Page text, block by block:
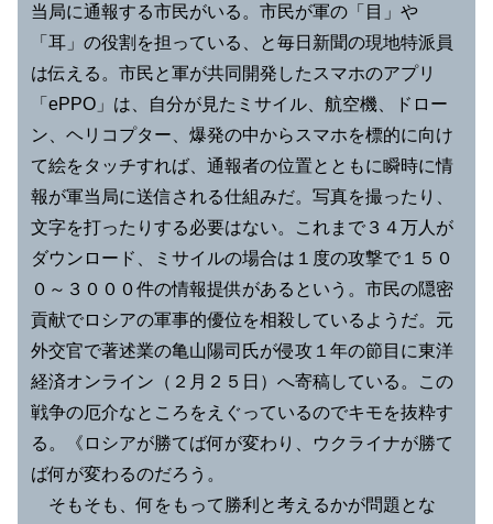
当局に通報する市民がいる。市民が軍の「目」や
「耳」の役割を担っている、と毎日新聞の現地特派員
は伝える。市民と軍が共同開発したスマホのアプリ
「ePPO」は、自分が見たミサイル、航空機、ドロー
ン、ヘリコプター、爆発の中からスマホを標的に向け
て絵をタッチすれば、通報者の位置とともに瞬時に情
報が軍当局に送信される仕組みだ。写真を撮ったり、
文字を打ったりする必要はない。これまで３４万人が
ダウンロード、ミサイルの場合は１度の攻撃で１５０
０～３０００件の情報提供があるという。市民の隠密
貢献でロシアの軍事的優位を相殺しているようだ。元
外交官で著述業の亀山陽司氏が侵攻１年の節目に東洋
経済オンライン（２月２５日）へ寄稿している。この
戦争の厄介なところをえぐっているのでキモを抜粋す
る。《ロシアが勝てば何が変わり、ウクライナが勝て
ば何が変わるのだろう。
そもそも、何をもって勝利と考えるかが問題とな